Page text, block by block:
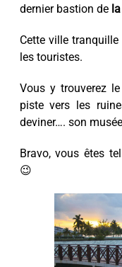
dernier bastion de
Cette ville
les touristes.
Vous y trouverez
piste vers les
deviner…. son
Bravo, vous êtes
😉